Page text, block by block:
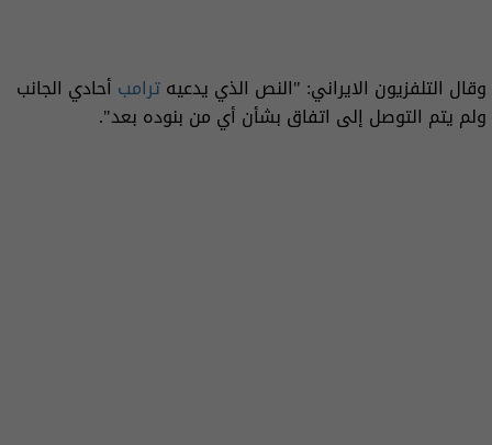
وقال التلفزيون الايراني: "النص الذي يدعيهترامب أحادي الجانب
ولم يتم التوصل إلى اتفاق بشأن أي من بنوده بعد".